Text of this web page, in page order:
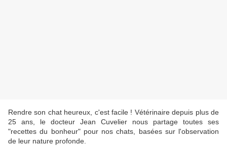
Rendre son chat heureux, c'est facile ! Vétérinaire depuis plus de
25 ans, le docteur Jean Cuvelier nous partage toutes ses
"recettes du bonheur" pour nos chats, basées sur l'observation
de leur nature profonde.